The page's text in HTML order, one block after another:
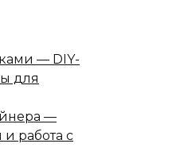
— DIY-
для
—
работа с